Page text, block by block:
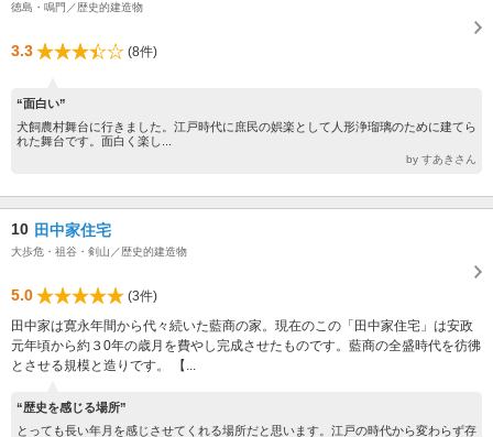
徳島・鳴門／歴史的建造物
3.3 (8件)
“面白い”
犬飼農村舞台に行きました。江戸時代に庶民の娯楽として人形浄瑠璃のために建てら
れた舞台です。面白く楽し...
by すあきさん
10 田中家住宅
大歩危・祖谷・剣山／歴史的建造物
5.0
(3件)
田中家は寛永年間から代々続いた藍商の家。現在のこの「田中家住宅」は安政
元年頃から約３0年の歳月を費やし完成させたものです。藍商の全盛時代を彷彿
とさせる規模と造りです。 【...
“歴史を感じる場所”
とっても長い年月を感じさせてくれる場所だと思います。江戸の時代から変わらず存